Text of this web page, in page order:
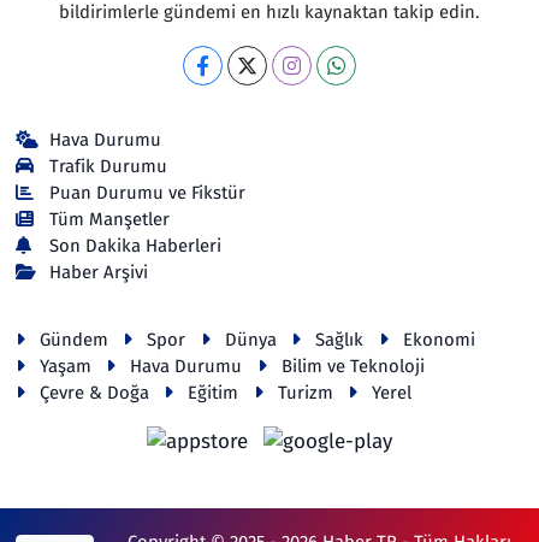
bildirimlerle gündemi en hızlı kaynaktan takip edin.
Hava Durumu
Trafik Durumu
Puan Durumu ve Fikstür
Tüm Manşetler
Son Dakika Haberleri
Haber Arşivi
Gündem Spor Dünya Sağlık
Ekonomi
Yaşam
Hava Durumu
Bilim ve Teknoloji
Çevre & Doğa
Eğitim Turizm Yerel